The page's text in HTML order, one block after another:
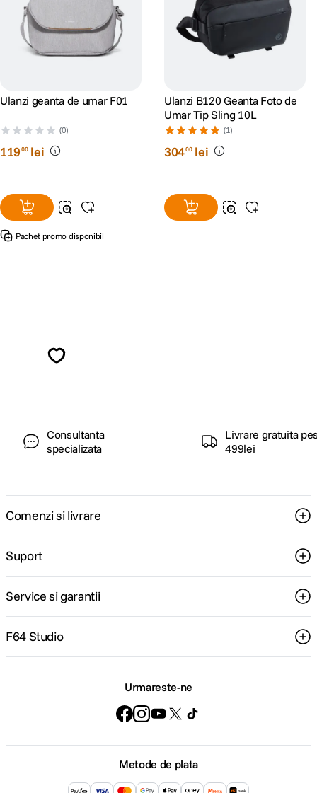
Ulanzi geanta de umar F01
(0)
11900 lei
Pachet promo disponibil
Ulanzi B120 Geanta Foto de
Umar Tip Sling 10L
(1)
30400 lei
Consultanta
specializata
Livrare gratuita
499lei
Comenzi si livrare
Suport
Service si garantii
F64 Studio
Urmareste-ne
Metode de plata